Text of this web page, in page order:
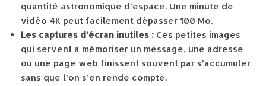
quantité astronomique d’espace. Une minute de
vidéo 4K peut facilement dépasser 100 Mo.
Les captures d’écran inutiles : Ces petites images
qui servent à mémoriser un message, une adresse
ou une page web finissent souvent par s’accumuler
sans que l’on s’en rende compte.